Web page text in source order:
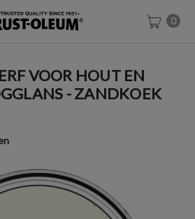
0
VOOR HOUT EN
- ZANDKOEK